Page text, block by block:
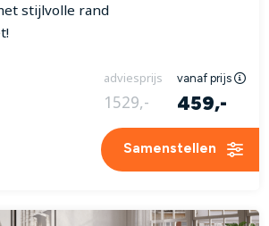
stijlvolle rand
adviesprijs vanaf prijs
1529,- 459,-
Samenstellen